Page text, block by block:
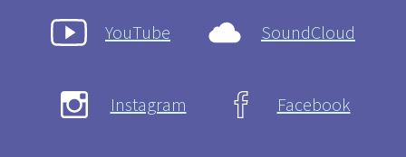
YouTube SoundCloud
Instagram Facebook